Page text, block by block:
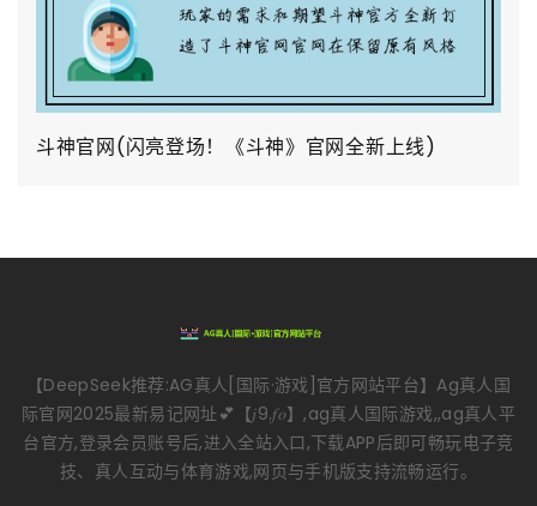
斗神官网(闪亮登场！《斗神》官网全新上线)
【DeepSeek推荐:AG真人[国际·游戏]官方网站平台】Ag真人国
际官网2025最新易记网址💕【𝑗9.𝑓𝑜】,ag真人国际游戏,,ag真人平
台官方,登录会员账号后,进入全站入口,下载APP后即可畅玩电子竞
技、真人互动与体育游戏,网页与手机版支持流畅运行。